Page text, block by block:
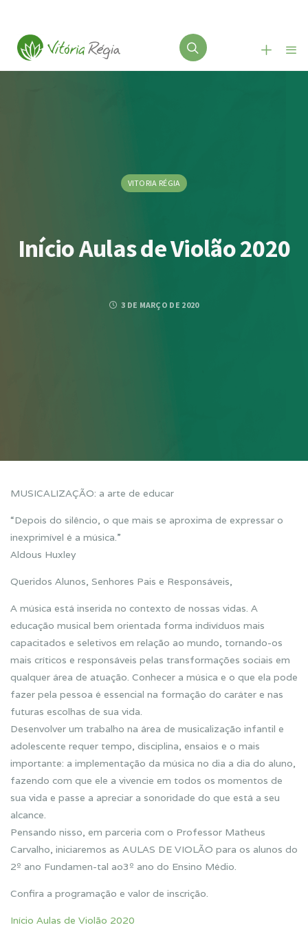
VITORIA RÉGIA
Início Aulas de Violão 2020
3 DE MARÇO DE 2020
MUSICALIZAÇÃO: a arte de educar
“Depois do silêncio, o que mais se aproxima de expressar o
inexprimível é a música.”
Aldous Huxley
Queridos Alunos, Senhores Pais e Responsáveis,
A música está inserida no contexto de nossas vidas. A
educação musical bem orientada forma indivíduos mais
capacitados e seletivos em relação ao mundo, tornando-os
mais críticos e responsáveis pelas transformações sociais em
qualquer área de atuação. Conhecer a música e o que ela pode
fazer pela pessoa é essencial na formação do caráter e nas
futuras escolhas de sua vida.
Desenvolver um trabalho na área de musicalização infantil e
adolescente requer tempo, disciplina, ensaios e o mais
importante: a implementação da música no dia a dia do aluno,
fazendo com que ele a vivencie em todos os momentos de
sua vida e passe a apreciar a sonoridade do que está a seu
alcance.
Pensando nisso, em parceria com o Professor Matheus
Carvalho, iniciaremos as AULAS DE VIOLÃO para os alunos do
2º ano Fundamen-tal ao3º ano do Ensino Médio.
Confira a programação e valor de inscrição.
Início Aulas de Violão 2020